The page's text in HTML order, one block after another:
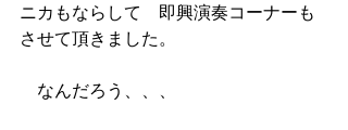
ニカもならして　即興演奏コーナーも
させて頂きました。
なんだろう、、、